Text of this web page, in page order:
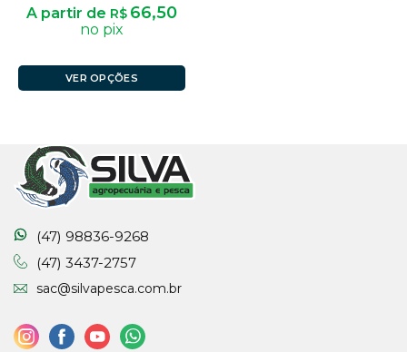
A partir de R$ 66,50
no pix
VER OPÇÕES
(47) 98836-9268
(47) 3437-2757
sac@silvapesca.com.br